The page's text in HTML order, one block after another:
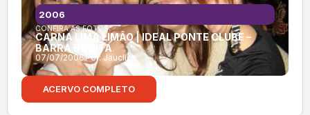
CONFIRA AS FOTOS:
CARNA LIMA LIMÃO | IDEAL PONTE CLUBE –
BARRA BONITA
07/07/2006Por:Jauclick
2006
ACERVO COMPLETO